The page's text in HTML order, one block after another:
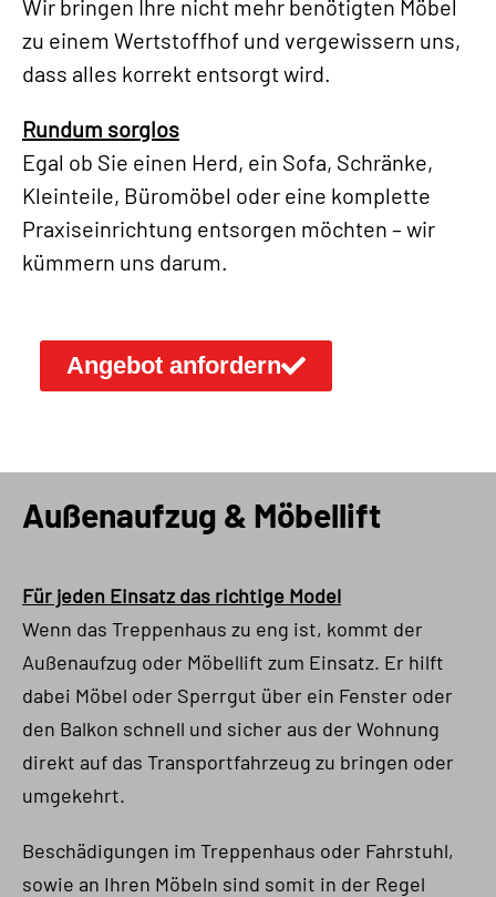
Wir bringen Ihre nicht mehr benötigten Möbel
zu einem Wertstoffhof und vergewissern uns,
dass alles korrekt entsorgt wird.
Rundum sorglos
Egal ob Sie einen Herd, ein Sofa, Schränke,
Kleinteile, Büromöbel oder eine komplette
Praxiseinrichtung entsorgen möchten – wir
kümmern uns darum.
Angebot anfordern
Außenaufzug & Möbellift
Für jeden Einsatz das richtige Model
Wenn das Treppenhaus zu eng ist, kommt der
Außenaufzug oder Möbellift zum Einsatz. Er hilft
dabei Möbel oder Sperrgut über ein Fenster oder
den Balkon schnell und sicher aus der Wohnung
direkt auf das Transportfahrzeug zu bringen oder
umgekehrt.
Beschädigungen im Treppenhaus oder Fahrstuhl,
sowie an Ihren Möbeln sind somit in der Regel